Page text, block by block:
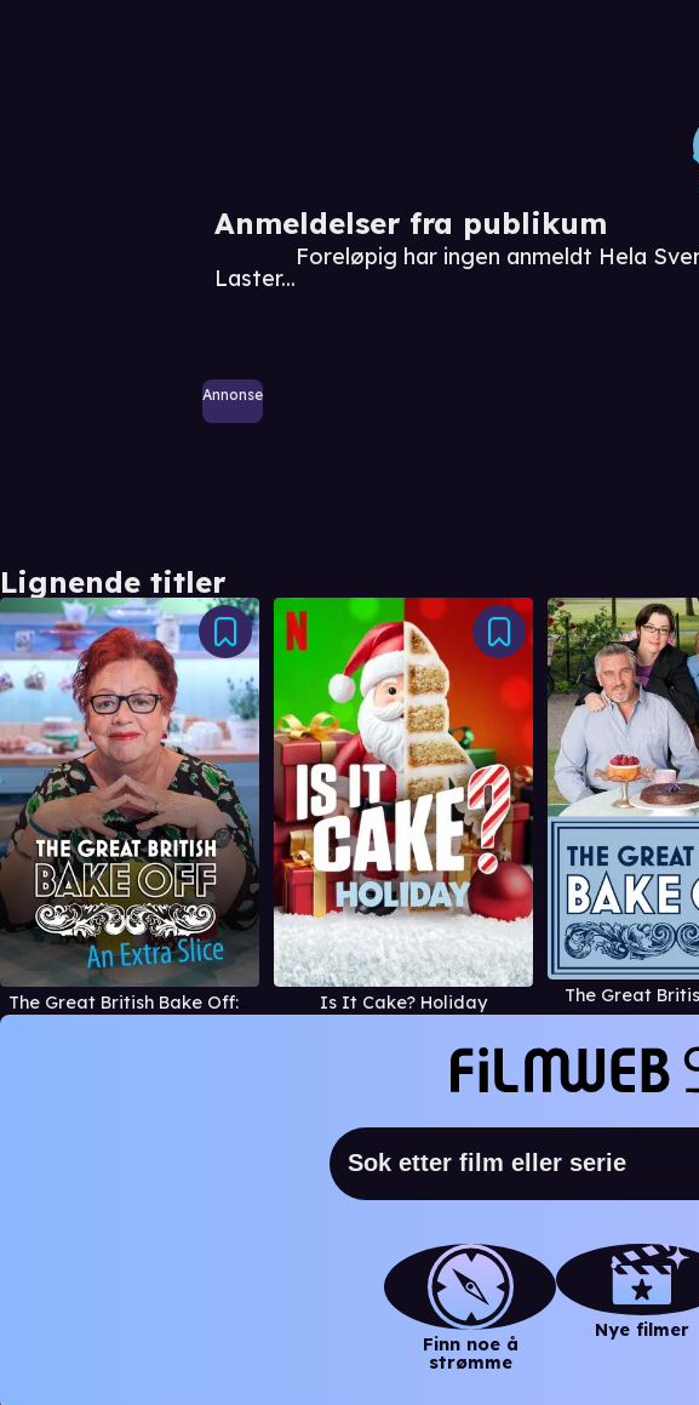
Anmeldelser fra publikum
Laster...
Foreløpig har ingen anmeldt Hela
Annonse
Lignende titler
The Great British Bake Off: An Extra Slice Is It Cake? Holiday The Great
Finn noe å
strømme
Nye filmer